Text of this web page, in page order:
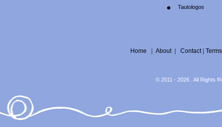
Tautologos
Home About| Contact| Terms
© 2011 - 2026 . All Rights